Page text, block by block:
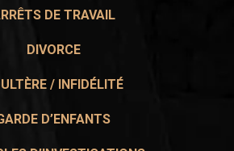
DE TRAVAIL
DIVORCE
/ INFIDÉLITÉ
D’ENFANTS